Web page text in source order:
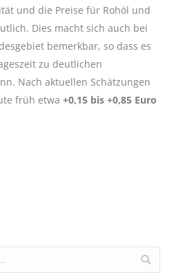
und die Preise für Rohöl und
Dies macht sich auch bei
bemerkbar, so dass es
zu deutlichen
Nach aktuellen Schätzungen
früh etwa +0,15 bis +0,85 Euro